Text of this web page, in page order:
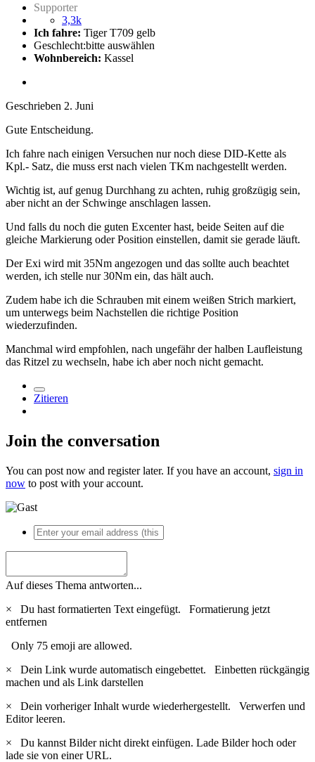
Supporter
3,3k
Ich fahre: Tiger T709 gelb
Geschlecht:bitte auswählen
Wohnbereich: Kassel
Geschrieben 2. Juni
Gute Entscheidung.
Ich fahre nach einigen Versuchen nur noch diese DID-Kette als
Kpl.- Satz, die muss erst nach vielen TKm nachgestellt werden.
Wichtig ist, auf genug Durchhang zu achten, ruhig großzügig sein,
aber nicht an der Schwinge anschlagen lassen.
Und falls du noch die guten Excenter hast, beide Seiten auf die
gleiche Markierung oder Position einstellen, damit sie gerade läuft.
Der Exi wird mit 35Nm angezogen und das sollte auch beachtet
werden, ich stelle nur 30Nm ein, das hält auch.
Zudem habe ich die Schrauben mit einem weißen Strich markiert,
um unterwegs beim Nachstellen die richtige Position
wiederzufinden.
Manchmal wird empfohlen, nach ungefähr der halben Laufleistung
das Ritzel zu wechseln, habe ich aber noch nicht gemacht.
Zitieren
Join the conversation
You can post now and register later. If you have an account, sign in
now to post with your account.
Auf dieses Thema antworten...
×
Du hast formatierten Text eingefügt. Formatierung jetzt
entfernen
Only 75 emoji are allowed.
×
Dein Link wurde automatisch eingebettet. Einbetten rückgängig
machen und als Link darstellen
×
Dein vorheriger Inhalt wurde wiederhergestellt. Verwerfen und
Editor leeren.
×
Du kannst Bilder nicht direkt einfügen. Lade Bilder hoch oder
lade sie von einer URL.